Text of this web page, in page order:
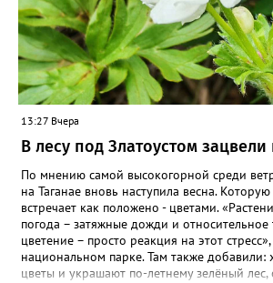
13:27 Вчера
В лесу под Златоустом
По мнению самой высокогорной среди
на Таганае вновь наступила весна.
встречает как положено - цветами.
погода – затяжные дожди и
цветение – просто реакция на этот
национальном парке. Там также добавили:
цветы и украшают по-летнему зелёный